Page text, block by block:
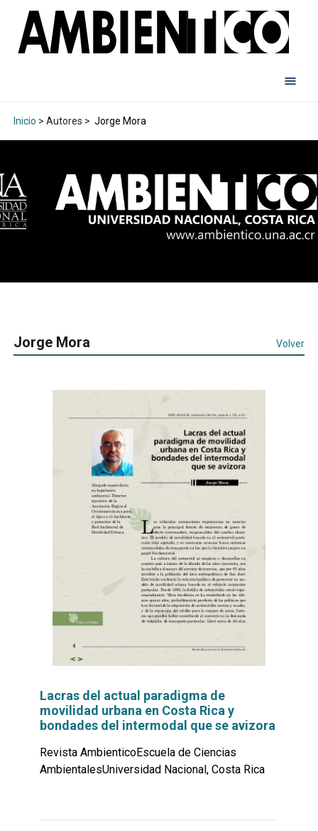
Inicio > Autores > Jorge Mora
Jorge Mora Volver
Lacras del actual paradigma de
movilidad urbana en Costa Rica y
bondades del intermodal que se avizora
Revista AmbienticoEscuela de Ciencias
AmbientalesUniversidad Nacional, Costa Rica